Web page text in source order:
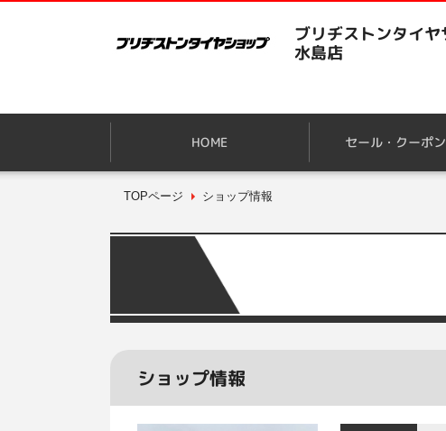
ブリヂストンタイ
水島店
HOME セール・クーポ
TOPページ ショップ情報
ショップ情報